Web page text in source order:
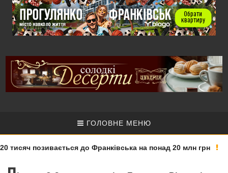
ГОЛОВНЕ МЕНЮ
позивається до Франківська на понад 20 млн грн